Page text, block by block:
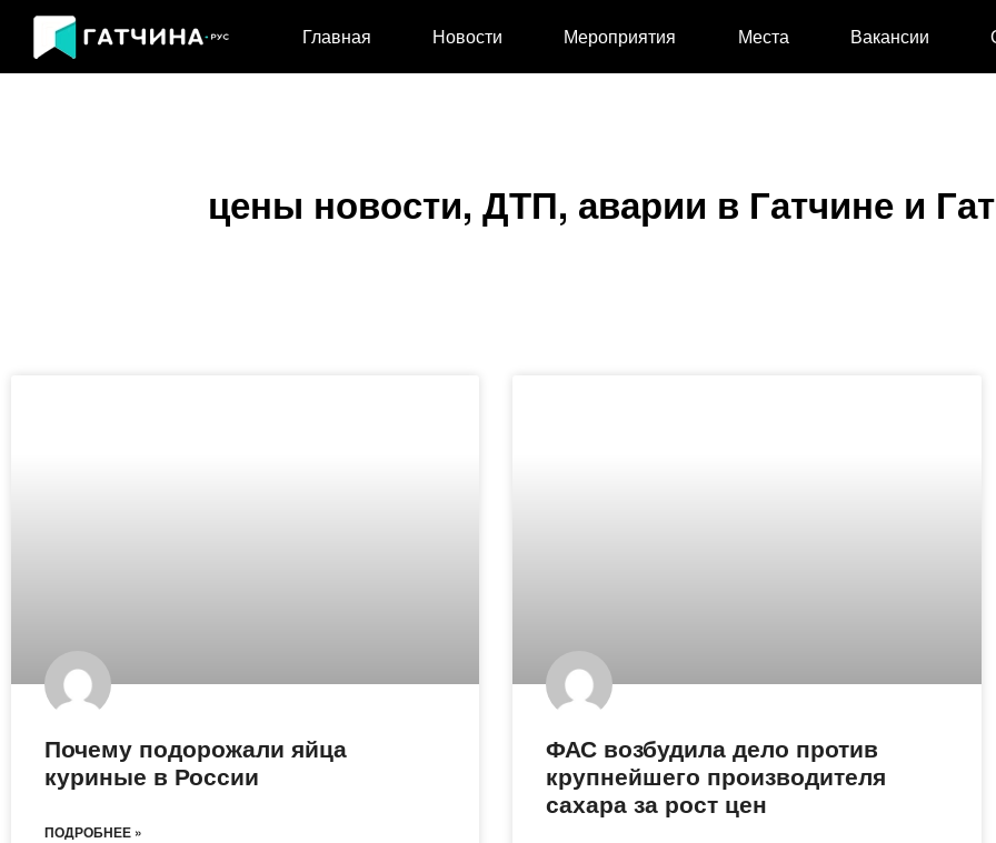
Главная Новости Мероприятия Места Вакансии
цены новости, ДТП, аварии в Гатчине и
Почему подорожали яйца
куриные в России
ПОДРОБНЕЕ »
ФАС возбудила дело против
крупнейшего производителя
сахара за рост цен